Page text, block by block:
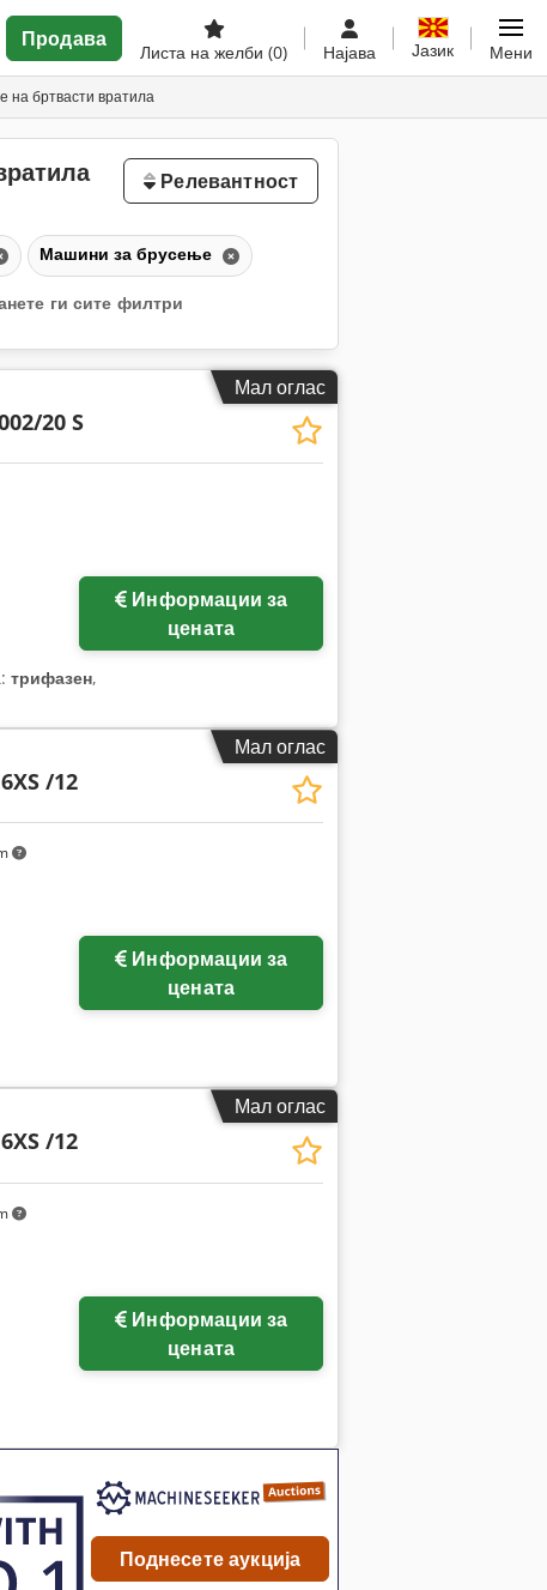
Продава
Листа на желби (0) Најава Јазик Мени
бртвасти вратила
Релевантност
Машини за брусење
ги сите филтри
Мал оглас
20 S
цената
трифазен,
Мал оглас
/12
цената
Мал оглас
/12
цената
Поднесете аукција